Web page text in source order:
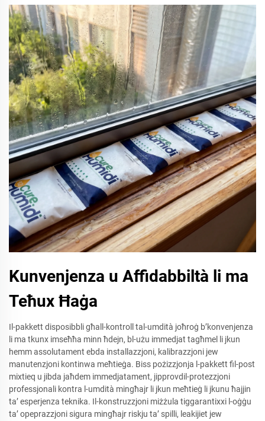
Kunvenjenza u Affidabbiltà li ma
Teħux Ħaġa
Il-pakkett disposibbli għall-kontroll tal-umdità joħroġ b’konvenjenza
li ma tkunx imseħħa minn ħdejn, bl-użu immedjat tagħmel li jkun
hemm assolutament ebda installazzjoni, kalibrazzjoni jew
manutenzjoni kontinwa meħtieġa. Biss pożizzjonja l-pakkett fil-post
mixtieq u jibda jaħdem immedjatament, jipprovdil-protezzjoni
professjonali kontra l-umdità mingħajr li jkun meħtieġ li jkunu ħajjin
ta’ esperjenza teknika. Il-konstruzzjoni miżżula tiggarantixxi l-oġġu
ta’ opeprazzjoni sigura mingħajr riskju ta’ spilli, leakijiet jew